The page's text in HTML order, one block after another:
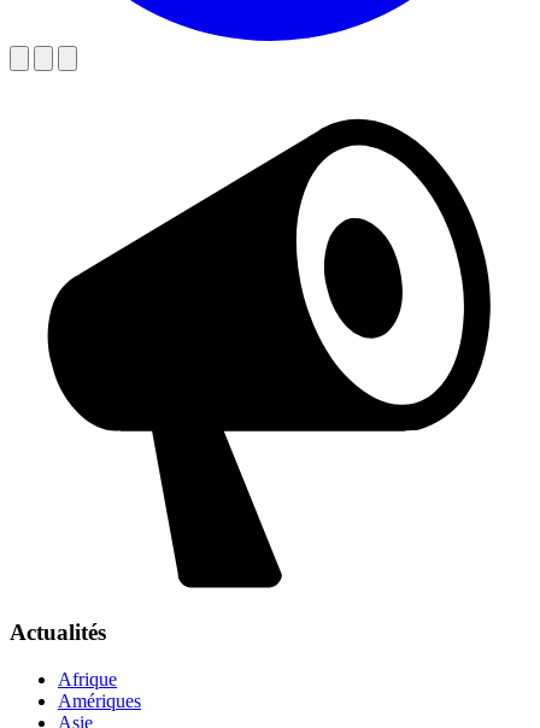
Actualités
Afrique
Amériques
Asie